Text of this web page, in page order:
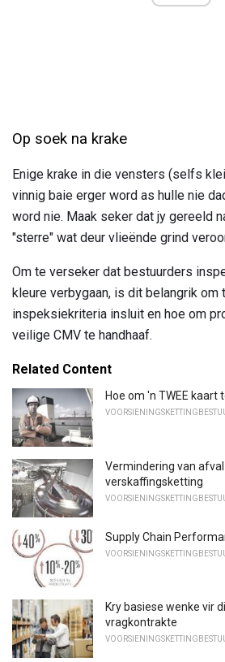
Op soek na krake
Enige krake in die vensters (selfs
vinnig baie erger word as hulle nie
word nie. Maak seker dat jy gereeld
"sterre" wat deur vlieënde grind
Om te verseker dat bestuurders
kleure verbygaan, is dit belangrik
inspeksiekriteria insluit en hoe om
veilige CMV te handhaaf.
Related Content
Hoe om 'n TWEE kaart
Vermindering van afval
verskaffingsketting
Supply Chain
Kry basiese wenke vir
vragkontrakte